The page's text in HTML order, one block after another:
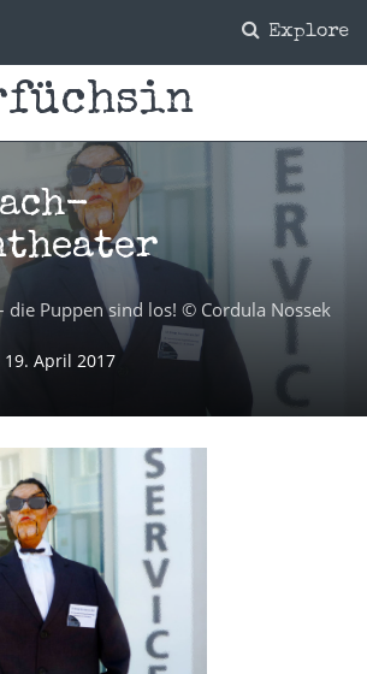
Explore
die Puppen sind los! © Cordula Nossek
19. April 2017